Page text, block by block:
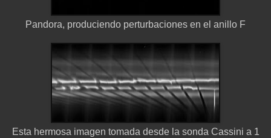
Pandora, produciendo perturbaciones en el anillo F
Esta hermosa imagen tomada desde la sonda Cassini a 1